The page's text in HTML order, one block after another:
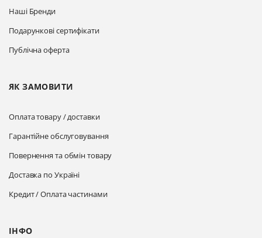
Наші Бренди
Подарункові сертифікати
Публічна оферта
ЯК ЗАМОВИТИ
Оплата товару / доставки
Гарантійне обслуговування
Повернення та обмін товару
Доставка по Україні
Кредит / Оплата частинами
ІНФО